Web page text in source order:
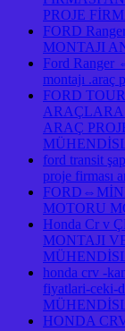
PROJE
FORD
MONTAJI
Ford
montajı
FORD
ARAÇ
ford transit
proje firması
MOTORU
Honda Cr v
MONTAJI
honda crv -
fiyatlari-ceki-
HONDA